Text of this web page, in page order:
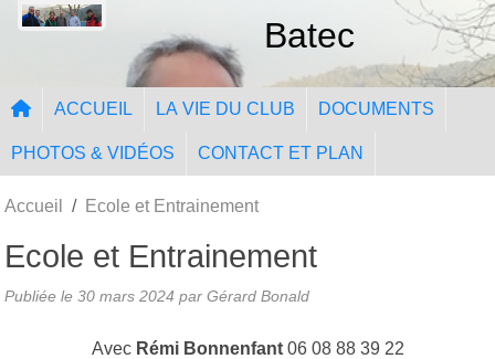
Batec
ACCUEIL LA VIE DU CLUB DOCUMENTS
PHOTOS & VIDÉOS CONTACT ET PLAN
Accueil Ecole et Entrainement
Ecole et Entrainement
Publiée le 30 mars 2024 par Gérard Bonald
Avec Rémi Bonnenfant06 08 88 39 22
Panneau de gestion des cookies